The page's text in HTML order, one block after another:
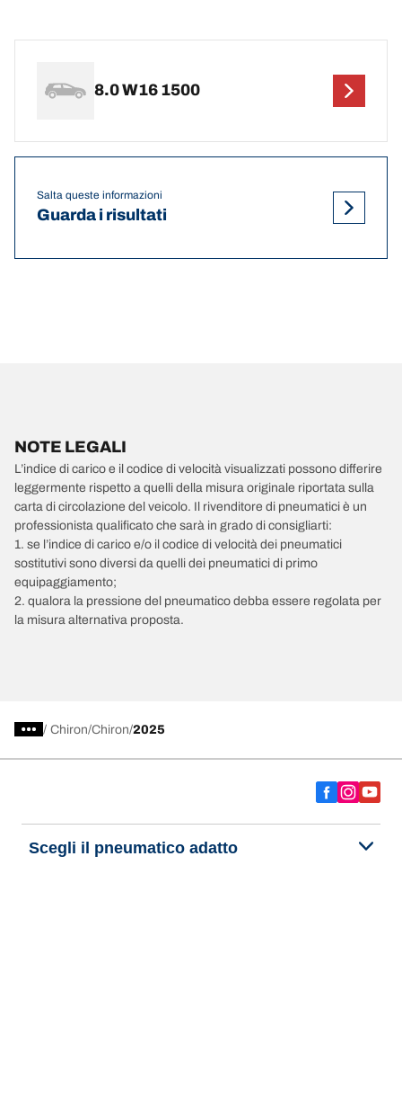
8.0 W16 1500
Salta queste informazioni
Guarda i risultati
NOTE LEGALI
L’indice di carico e il codice di velocità visualizzati possono differire
leggermente rispetto a quelli della misura originale riportata sulla
carta di circolazione del veicolo. Il rivenditore di pneumatici è un
professionista qualificato che sarà in grado di consigliarti:
1. se l’indice di carico e/o il codice di velocità dei pneumatici
sostitutivi sono diversi da quelli dei pneumatici di primo
equipaggiamento;
2. qualora la pressione del pneumatico debba essere regolata per
la misura alternativa proposta.
/ Chiron Chiron 2025
Scegli il pneumatico adatto